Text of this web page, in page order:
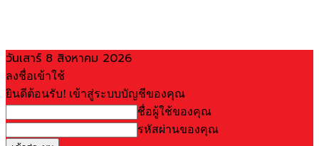
วันเสาร์ 8 สิงหาคม 2026
ลงชื่อเข้าใช้
ยินดีต้อนรับ! เข้าสู่ระบบบัญชีของคุณ
ชื่อผู้ใช้ของคุณ
รหัสผ่านของคุณ